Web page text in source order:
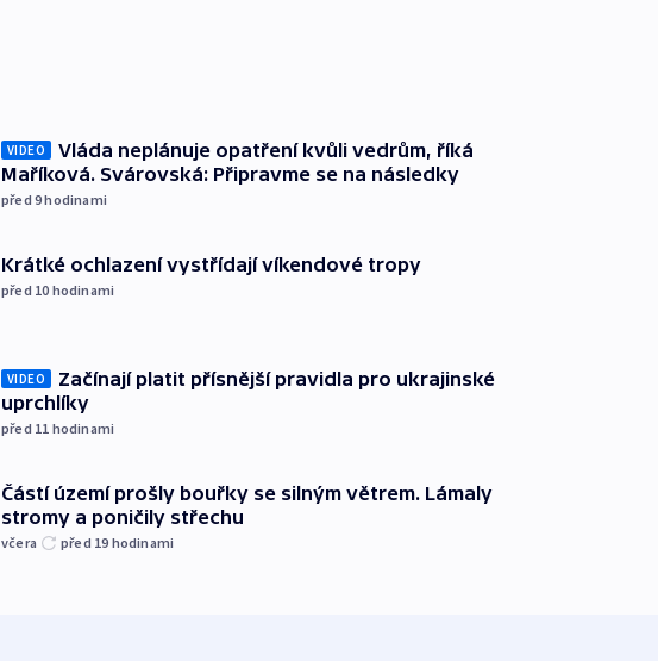
VIDEO
Vláda neplánuje opatření kvůli vedrům, říká
Maříková. Svárovská: Připravme se na následky
před 9hodinami
Krátké ochlazení vystřídají víkendové tropy
před 10 hodinami
VIDEO
Začínají platit přísnější pravidla pro ukrajinské
uprchlíky
před 11 hodinami
Částí území prošly bouřky se silným větrem. Lámaly
stromy a poničily střechu
včera před 19 hodinami